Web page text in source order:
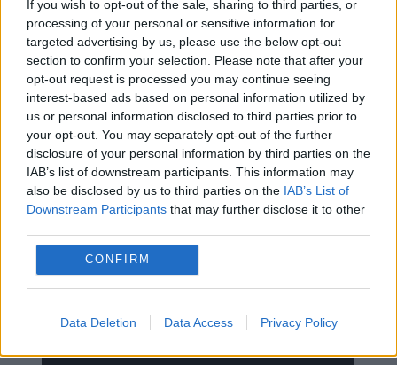
If you wish to opt-out of the sale, sharing to third parties, or
processing of your personal or sensitive information for
targeted advertising by us, please use the below opt-out
section to confirm your selection. Please note that after your
opt-out request is processed you may continue seeing
interest-based ads based on personal information utilized by
us or personal information disclosed to third parties prior to
your opt-out. You may separately opt-out of the further
disclosure of your personal information by third parties on the
IAB’s list of downstream participants. This information may
also be disclosed by us to third parties on the IAB’s List of
Downstream Participants that may further disclose it to other
CONFIRM
Data Deletion Data Access Privacy Policy
Αυτή είναι η δεύτερη φορά σε λίγους μήνες που η
Αθήνα συνδέει το όνομά της με το δυστοπικό
σχέδιο των«πόλεων των 15 λεπτών ΜΕ ΤΑ
ΠΟΔΙΑ», τις…πράσινες φυλακές δηλαδή των
ανθρώπων, αφού προοδευτικά κανείς δεν θα
επιτρέπεται να βγει από αυτές!!
«Είναι μία πόλη στην οποία μπορεί κανείς να έχει
πρόσβαση σε βασικές υπηρεσίες, υγεία, παιδεία,
πάρκα, χώρος για παιχνίδι, σχολεία, σε 15 λεπτά
με τα πόδια και με το ποδήλατο.Η αλλαγή πρέπει
να γίνει άμεσα. ΔΕΝ ΥΠΑΡΧΕΙ ΧΡΟΝΟΣ»
πωςείχε πει προεκλογικάο Χάρης Δούκας: